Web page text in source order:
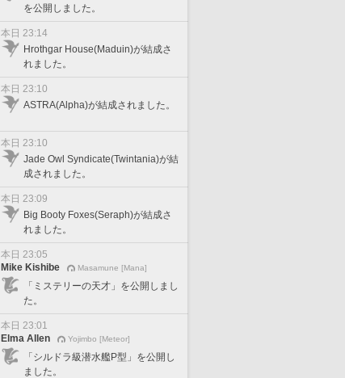
を公開しました。
本日 23:14
Hrothgar House(Maduin)が結成さ
れました。
本日 23:10
ASTRA(Alpha)が結成されました。
本日 23:10
Jade Owl Syndicate(Twintania)が結
成されました。
本日 23:09
Big Booty Foxes(Seraph)が結成さ
れました。
本日 23:05
Mike Kishibe
Masamune [Mana]
「ミステリーの天才」を公開しまし
た。
本日 23:01
Elma Allen
Yojimbo [Meteor]
「シルドラ級潜水艦P型」を公開し
ました。